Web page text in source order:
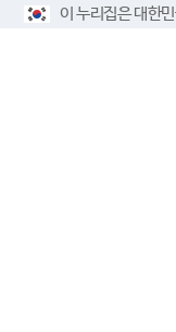
이 누리집은 대한